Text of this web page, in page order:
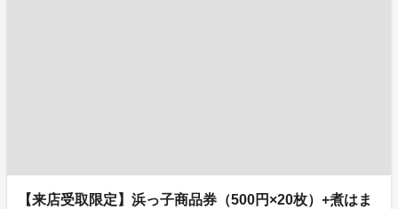
【来店受取限定】浜っ子商品券（500円×20枚）+煮はま